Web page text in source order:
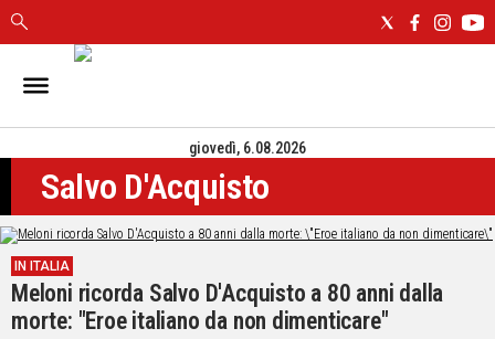
IN
CAGLIARI
SASSARI
NUORO
ORISTANO
SULCIS
GALLURA
OGLIASTRA
giovedì, 6.08.2026
Salvo D'Acquisto
IN ITALIA
Meloni ricorda Salvo D'Acquisto a 80 anni dalla
morte: "Eroe italiano da non dimenticare"